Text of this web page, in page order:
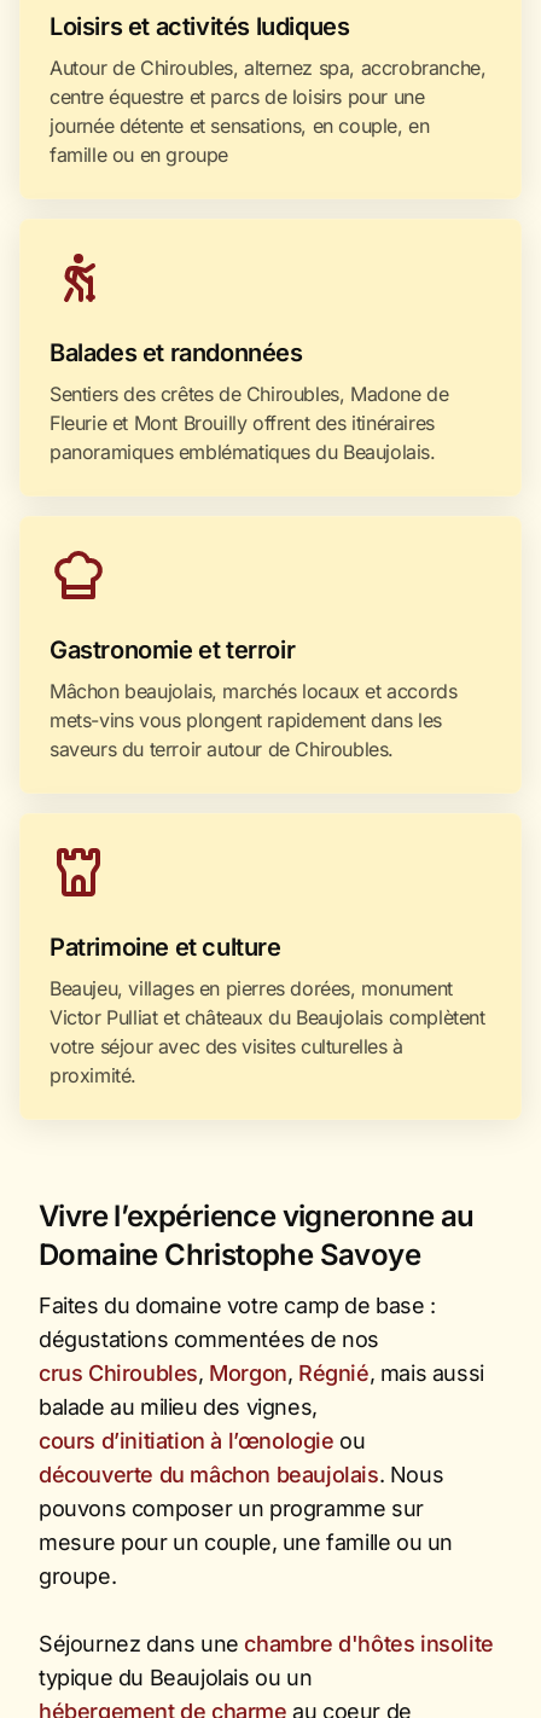
Loisirs et activités ludiques
Autour de Chiroubles, alternez spa, accrobranche,
centre équestre et parcs de loisirs pour une
journée détente et sensations, en couple, en
famille ou en groupe
Balades et randonnées
Sentiers des crêtes de Chiroubles, Madone de
Fleurie et Mont Brouilly offrent des itinéraires
panoramiques emblématiques du Beaujolais.
Gastronomie et terroir
Mâchon beaujolais, marchés locaux et accords
mets-vins vous plongent rapidement dans les
saveurs du terroir autour de Chiroubles.
Patrimoine et culture
Beaujeu, villages en pierres dorées, monument
Victor Pulliat et châteaux du Beaujolais complètent
votre séjour avec des visites culturelles à
proximité.
Vivre l’expérience vigneronne au
Domaine Christophe Savoye
Faites du domaine votre camp de base :
dégustations commentées de nos
crus Chiroubles, Morgon, Régnié, mais aussi
balade au milieu des vignes,
cours d’initiation à l’œnologie ou
découverte du mâchon beaujolais. Nous
pouvons composer un programme sur
mesure pour un couple, une famille ou un
groupe.
Séjournez dans unechambre d'hôtes insolite
typique du Beaujolais ou un
hébergement de charme au coeur de